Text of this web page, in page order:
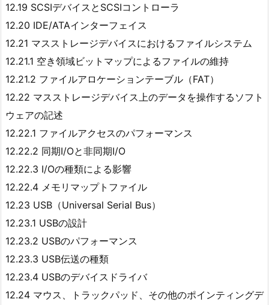
12.19 SCSIデバイスとSCSIコントローラ
12.20 IDE/ATAインターフェイス
12.21 マスストレージデバイスにおけるファイルシステム
12.21.1 空き領域ビットマップによるファイルの維持
12.21.2 ファイルアロケーションテーブル（FAT）
12.22 マスストレージデバイス上のデータを操作するソフト
ウェアの記述
12.22.1 ファイルアクセスのパフォーマンス
12.22.2 同期I/Oと非同期I/O
12.22.3 I/Oの種類による影響
12.22.4 メモリマップトファイル
12.23 USB（Universal Serial Bus）
12.23.1 USBの設計
12.23.2 USBのパフォーマンス
12.23.3 USB伝送の種類
12.23.4 USBのデバイスドライバ
12.24 マウス、トラックパッド、その他のポインティングデ